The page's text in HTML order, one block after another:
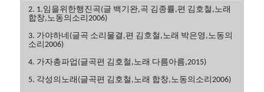
2. 1.임을위한행진곡(글 백기완,곡 김종률,편 김호철,노래
합창,노동의소리2006)
3. 가야하네(글곡 소리물결,편 김호철,노래 박은영,노동의
소리2006)
4. 가자총파업(글곡편 김호철,노래 다름아름,2015)
5. 각성의노래(글곡편 김호철,노래 합창,노동의소리2006)